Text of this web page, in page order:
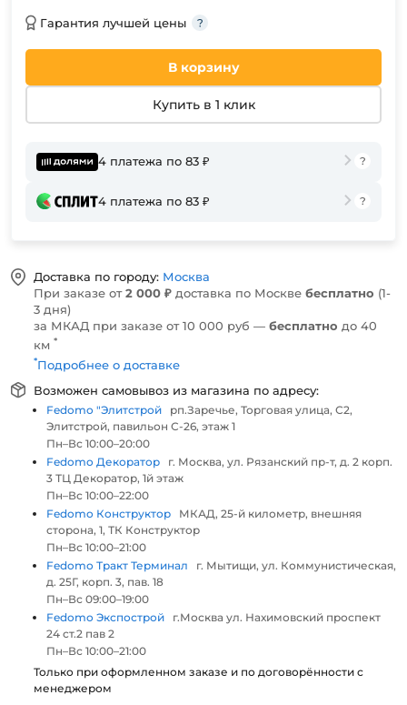
Гарантия лучшей цены
В корзину
Купить в 1 клик
4 платежа по 83 ₽
4 платежа по 83 ₽
Доставка по городу: Москва
При заказе от2 000 ₽ доставка по Москве бесплатно (1-
3 дня)
за МКАД при заказе от 10 000 руб — бесплатно до 40
км *
*Подробнее о доставке
Возможен самовывоз из магазина по адресу:
Fedomo "Элитстрой
рп.Заречье, Торговая улица, С2,
Элитстрой, павильон С-26, этаж 1
Пн–Вс 10:00–20:00
Fedomo Декоратор
г. Москва, ул. Рязанский пр-т, д. 2 корп.
3 ТЦ Декоратор, 1й этаж
Пн–Вс 10:00–22:00
Fedomo Конструктор
МКАД, 25-й километр, внешняя
сторона, 1, ТК Конструктор
Пн–Вс 10:00–21:00
Fedomo Тракт Терминал
г. Мытищи, ул. Коммунистическая,
д. 25Г, корп. 3, пав. 18
Пн–Вс 09:00–19:00
Fedomo Экспострой
г.Москва ул. Нахимовский проспект
24 ст.2 пав 2
Пн–Вс 10:00–21:00
Только при оформленном заказе и по договорённости с
менеджером